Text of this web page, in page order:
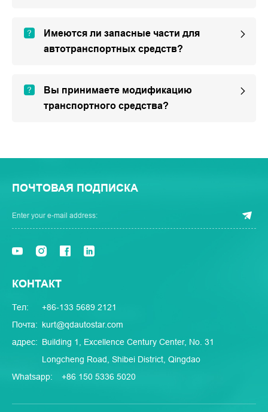
Имеются ли запасные части для
автотранспортных средств?
Вы принимаете модификацию
транспортного средства?
ПОЧТОВАЯ ПОДПИСКА
КОНТАКТ
Тел:
+86-133 5689 2121
Почта: kurt@qdautostar.com
адрес: Building 1, Excellence Century Center, No. 31
Longcheng Road, Shibei District, Qingdao
Whatsapp:
+86 150 5336 5020